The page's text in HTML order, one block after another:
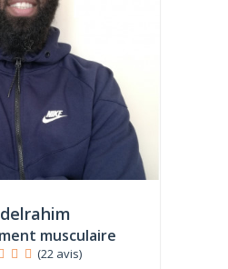
musculaire
(22 avis)